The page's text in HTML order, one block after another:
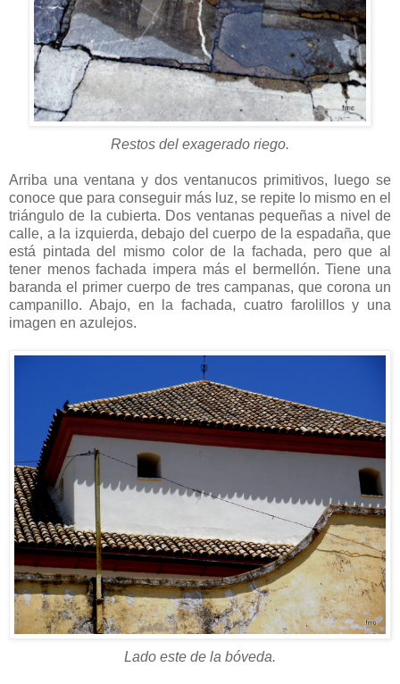
Restos del exagerado riego.
Arriba una ventana y dos ventanucos primitivos, luego se
conoce que para conseguir más luz, se repite lo mismo en el
triángulo de la cubierta. Dos ventanas pequeñas a nivel de
calle, a la izquierda, debajo del cuerpo de la espadaña, que
está pintada del mismo color de la fachada, pero que al
tener menos fachada impera más el bermellón. Tiene una
baranda el primer cuerpo de tres campanas, que corona un
campanillo. Abajo, en la fachada, cuatro farolillos y una
imagen en azulejos.
Lado este de la bóveda.